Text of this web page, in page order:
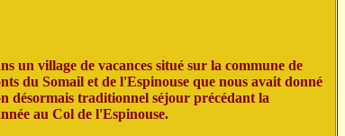
un village de vacances situé sur la commune de
du Somail et de l'Espinouse que nous avait donné
désormais traditionnel séjour précédant la
au Col de l'Espinouse.